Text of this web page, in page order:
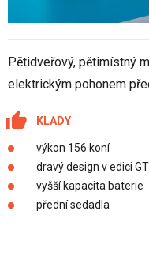
Pětidveřový, pětimístný
elektrickým pohonem
KLADY
výkon 156 koní
dravý design v edici GT
vyšší kapacita baterie
přední sedadla